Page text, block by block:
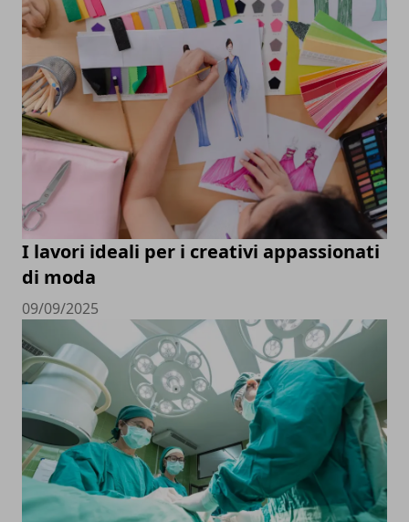
I lavori ideali per i creativi appassionati
di moda
09/09/2025